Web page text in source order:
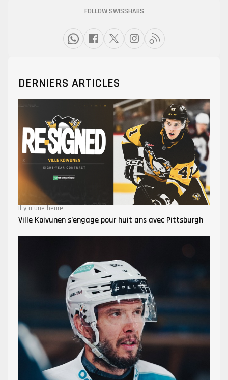
FOLLOW SWISSHABS
DERNIERS ARTICLES
Il y a une heure
Ville Koivunen s’engage pour huit ans avec Pittsburgh